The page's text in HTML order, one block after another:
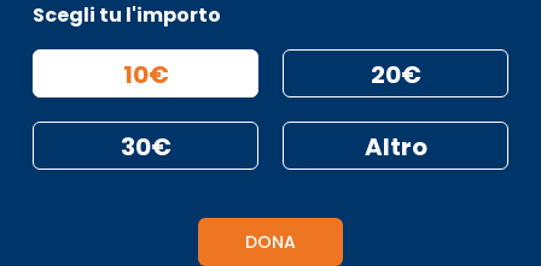
Scegli tu l'importo
10€ 20€
30€ Altro
DONA